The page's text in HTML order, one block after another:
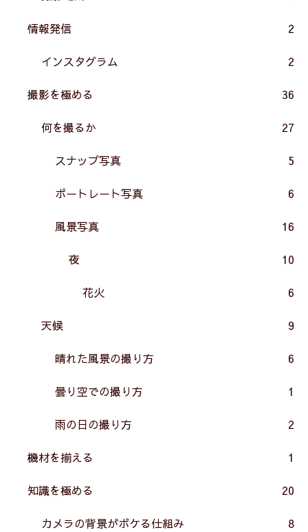
情報発信 2
インスタグラム 2
撮影を極める 36
何を撮るか 27
スナップ写真 5
ポートレート写真 6
風景写真 16
夜 10
花火 6
天候 9
晴れた風景の撮り方 6
曇り空での撮り方 1
雨の日の撮り方 2
機材を揃える 1
知識を極める 20
カメラの背景がボケる仕組み 8